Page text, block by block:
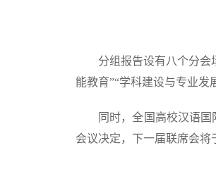
分组报告设有八个分会
能教育”“学科建设与专业发
同时，全国高校汉语
会议决定，下一届联席会将